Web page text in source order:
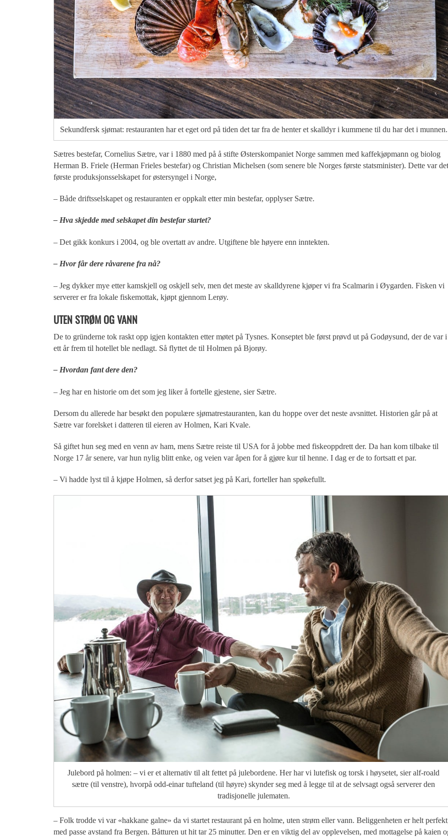
Sekundfersk sjømat: restauranten har et eget ord på tiden det tar fra de henter et skalldyr i kummene til du har det i munnen.
Sætres bestefar, Cornelius Sætre, var i 1880 med på å stifte Østerskompaniet Norge sammen med kaffekjøpmann og biolog
Herman B. Friele (Herman Frieles bestefar) og Christian Michelsen (som senere ble Norges første statsminister). Dette var det
første produksjonsselskapet for østersyngel i Norge,
– Både driftsselskapet og restauranten er oppkalt etter min bestefar, opplyser Sætre.
– Hva skjedde med selskapet din bestefar startet?
– Det gikk konkurs i 2004, og ble overtatt av andre. Utgiftene ble høyere enn inntekten.
– Hvor får dere råvarene fra nå?
– Jeg dykker mye etter kamskjell og oskjell selv, men det meste av skalldyrene kjøper vi fra Scalmarin i Øygarden. Fisken vi
serverer er fra lokale fiskemottak, kjøpt gjennom Lerøy.
UTEN STRØM OG VANN
De to gründerne tok raskt opp igjen kontakten etter møtet på Tysnes. Konseptet ble først prøvd ut på Godøysund, der de var i
ett år frem til hotellet ble nedlagt. Så flyttet de til Holmen på Bjorøy.
– Hvordan fant dere den?
– Jeg har en historie om det som jeg liker å fortelle gjestene, sier Sætre.
Dersom du allerede har besøkt den populære sjømatrestauranten, kan du hoppe over det neste avsnittet. Historien går på at
Sætre var forelsket i datteren til eieren av Holmen, Kari Kvale.
Så giftet hun seg med en venn av ham, mens Sætre reiste til USA for å jobbe med fiskeoppdrett der. Da han kom tilbake til
Norge 17 år senere, var hun nylig blitt enke, og veien var åpen for å gjøre kur til henne. I dag er de to fortsatt et par.
– Vi hadde lyst til å kjøpe Holmen, så derfor satset jeg på Kari, forteller han spøkefullt.
Julebord på holmen: – vi er et alternativ til alt fettet på julebordene. Her har vi lutefisk og torsk i høysetet, sier alf-roald
sætre (til venstre), hvorpå odd-einar tufteland (til høyre) skynder seg med å legge til at de selvsagt også serverer den
tradisjonelle julematen.
– Folk trodde vi var «hakkane galne» da vi startet restaurant på en holme, uten strøm eller vann. Beliggenheten er helt
med passe avstand fra Bergen. Båtturen ut hit tar 25 minutter. Den er en viktig del av opplevelsen, med mottagelse på kaien